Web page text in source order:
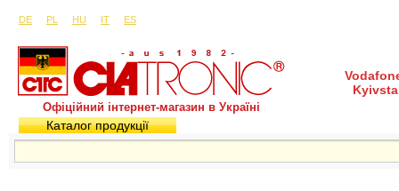
DE
PL HU IT ES
Офіційний інтернет-магазин в Україні
Каталог продукції